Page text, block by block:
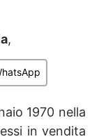
,
1970 nella
in vendita